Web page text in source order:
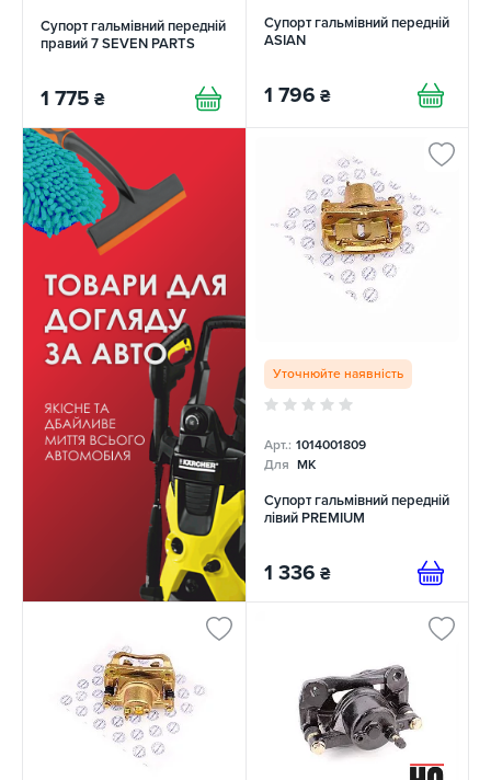
Супорт гальмівний передній
правий 7 SEVEN PARTS
1 775 ₴
Супорт гальмівний передній
ASIAN
1 796 ₴
Уточнюйте наявність
Арт.: 1014001809
Для MK
Супорт гальмівний передній
лівий PREMIUM
1 336 ₴